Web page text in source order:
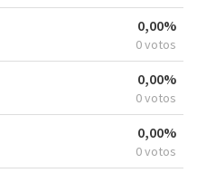
0,00%
0 votos
0,00%
0 votos
0,00%
0 votos